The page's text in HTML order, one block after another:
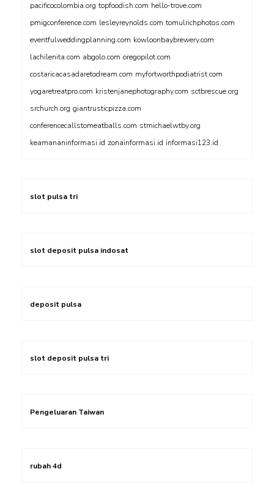
pacificocolombia.org topfoodish.com hello-trove.com
pmigconference.com lesleyreynolds.com tomulrichphotos.com
eventfulweddingplanning.com kowloonbaybrewery.com
lachilenita.com abgolo.com oregopilot.com
costaricacasadaretodream.com myfortworthpodiatrist.com
yogaretreatpro.com kristenjanephotography.com sctbrescue.org
srchurch.org giantrusticpizza.com
conferencecallstomeatballs.com stmichaelwtby.org
keamananinformasi.id zonainformasi.id informasi123.id
slot pulsa tri
slot deposit pulsa indosat
deposit pulsa
slot deposit pulsa tri
Pengeluaran Taiwan
rubah 4d